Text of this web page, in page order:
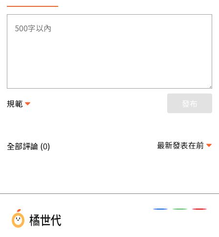
規範 發布
全部評論 (0) 最新發表在前